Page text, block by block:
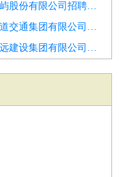
厦门象屿股份有限公司招聘高级广告销售经理
厦门轨道交通集团有限公司招聘销售经理
厦门华远建设集团有限公司招聘销售经理